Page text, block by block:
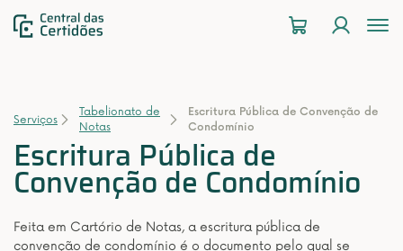
Serviços
Tabelionato de
Notas
Escritura Pública de Convenção de
Condomínio
Escritura Pública de
Convenção de Condomínio
Feita em Cartório de Notas, a escritura pública de
convenção de condomínio é o documento pelo qual se